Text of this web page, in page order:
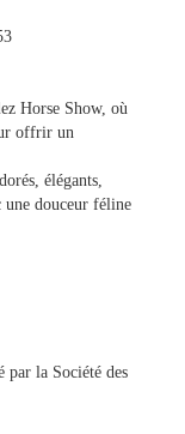
Horse Show, où
offrir un
élégants,
une douceur féline
par la Société des